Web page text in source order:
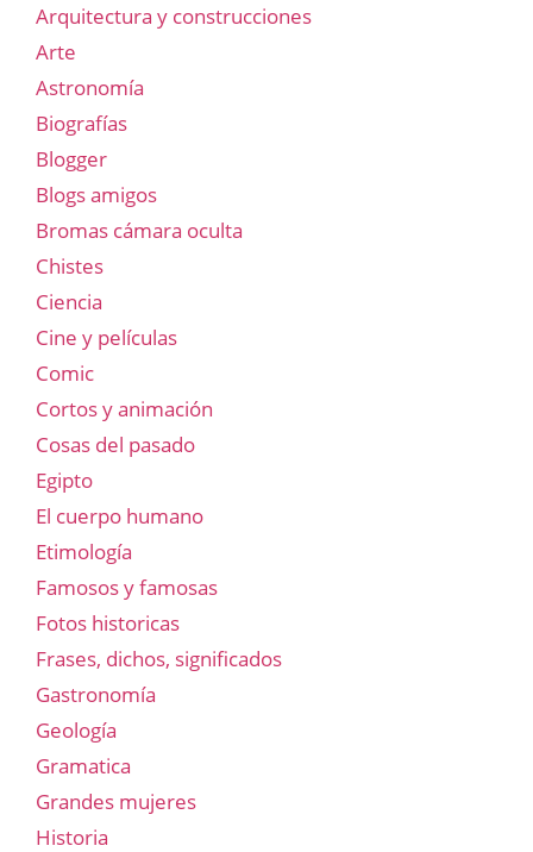
Arquitectura y construcciones
Arte
Astronomía
Biografías
Blogger
Blogs amigos
Bromas cámara oculta
Chistes
Ciencia
Cine y películas
Comic
Cortos y animación
Cosas del pasado
Egipto
El cuerpo humano
Etimología
Famosos y famosas
Fotos historicas
Frases, dichos, significados
Gastronomía
Geología
Gramatica
Grandes mujeres
Historia